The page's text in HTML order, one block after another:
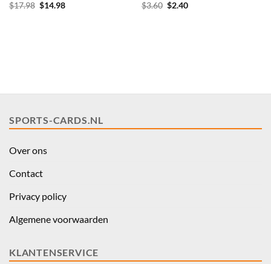
$17.98 Oorspronkelijke
$14.98Huidige
$3.60 Oorspronkelijke
$2.40Huidige
SPORTS-CARDS.NL
Over ons
Contact
Privacy policy
Algemene voorwaarden
KLANTENSERVICE